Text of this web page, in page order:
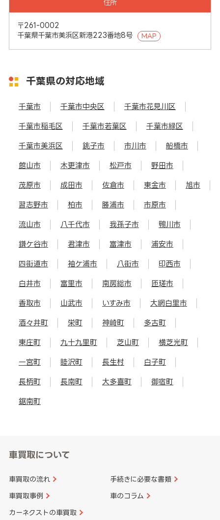
住所
〒261-0002
千葉県千葉市美浜区新港223番地8号
MAP
千葉県の対応地域
千葉市 千葉市中央区 千葉市花見川区
千葉市稲毛区 千葉市若葉区 千葉市緑区
千葉市美浜区 銚子市 市川市 船橋市
館山市 木更津市 松戸市 野田市
茂原市 成田市 佐倉市 東金市 旭市
習志野市 柏市 勝浦市 市原市
流山市 八千代市 我孫子市 鴨川市
鎌ケ谷市 君津市 富津市 浦安市
四街道市 袖ケ浦市 八街市 印西市
白井市 富里市 南房総市 匝瑳市
香取市 山武市 いすみ市 大網白里市
酒々井町 栄町 神崎町 多古町
東庄町 九十九里町 芝山町 横芝光町
一宮町 睦沢町 長生村 白子町
長柄町 長南町 大多喜町 御宿町
鋸南町
車買取について
車買取の流れ 手続きに必要な書類
車買取事例 車のコラム
カーネクストの車買取